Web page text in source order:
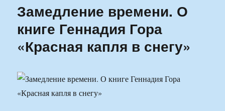
Замедление времени. О
книге Геннадия Гора
«Красная капля в снегу»